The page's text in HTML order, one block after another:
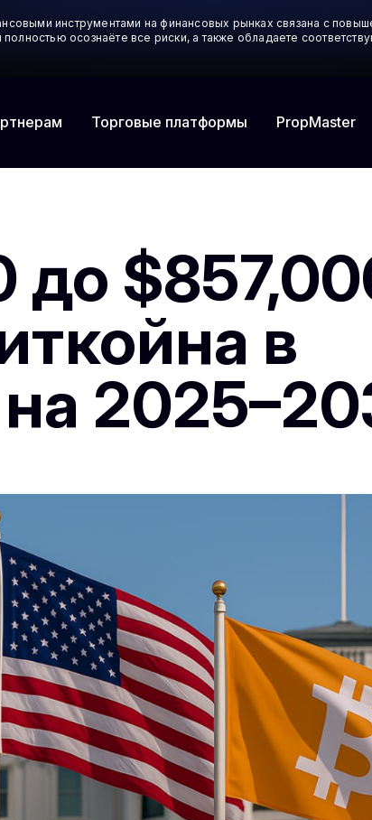
инструментами на финансовых рынках связана с
осознаёте все риски, а также обладаете
Торговые платформы PropMaster
до
в